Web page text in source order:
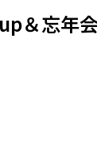
＆忘年